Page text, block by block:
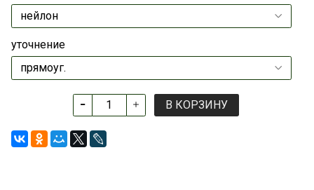
уточнение
В КОРЗИНУ